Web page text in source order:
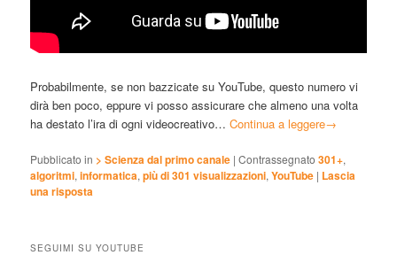
Probabilmente, se non bazzicate su YouTube, questo numero vi
dirà ben poco, eppure vi posso assicurare che almeno una volta
ha destato l’ira di ogni videocreativo…Continua a leggere→
Pubblicato in > Scienza dal primo canale |Contrassegnato 301+,
algoritmi,informatica,più di 301 visualizzazioni,YouTube | Lascia
una risposta
SEGUIMI SU YOUTUBE